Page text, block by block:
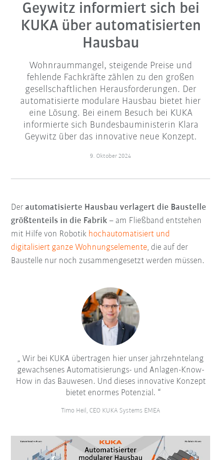
Geywitz informiert sich bei
KUKA über automatisierten
Hausbau
Wohnraummangel, steigende Preise und
fehlende Fachkräfte zählen zu den großen
gesellschaftlichen Herausforderungen. Der
automatisierte modulare Hausbau bietet hier
eine Lösung. Bei einem Besuch bei KUKA
informierte sich Bundesbauministerin Klara
Geywitz über das innovative neue Konzept.
9. Oktober 2024
Derautomatisierte Hausbau verlagert die Baustelle
größtenteils in die Fabrik – am Fließband entstehen
mit Hilfe von Robotik hochautomatisiert und
digitalisiert ganze Wohnungselemente, die auf der
Baustelle nur noch zusammengesetzt werden müssen.
Wir bei KUKA übertragen hier unser jahrzehntelang
gewachsenes Automatisierungs- und Anlagen-Know-
How in das Bauwesen. Und dieses innovative Konzept
bietet enormes Potenzial.
Timo Heil, CEO KUKA Systems EMEA